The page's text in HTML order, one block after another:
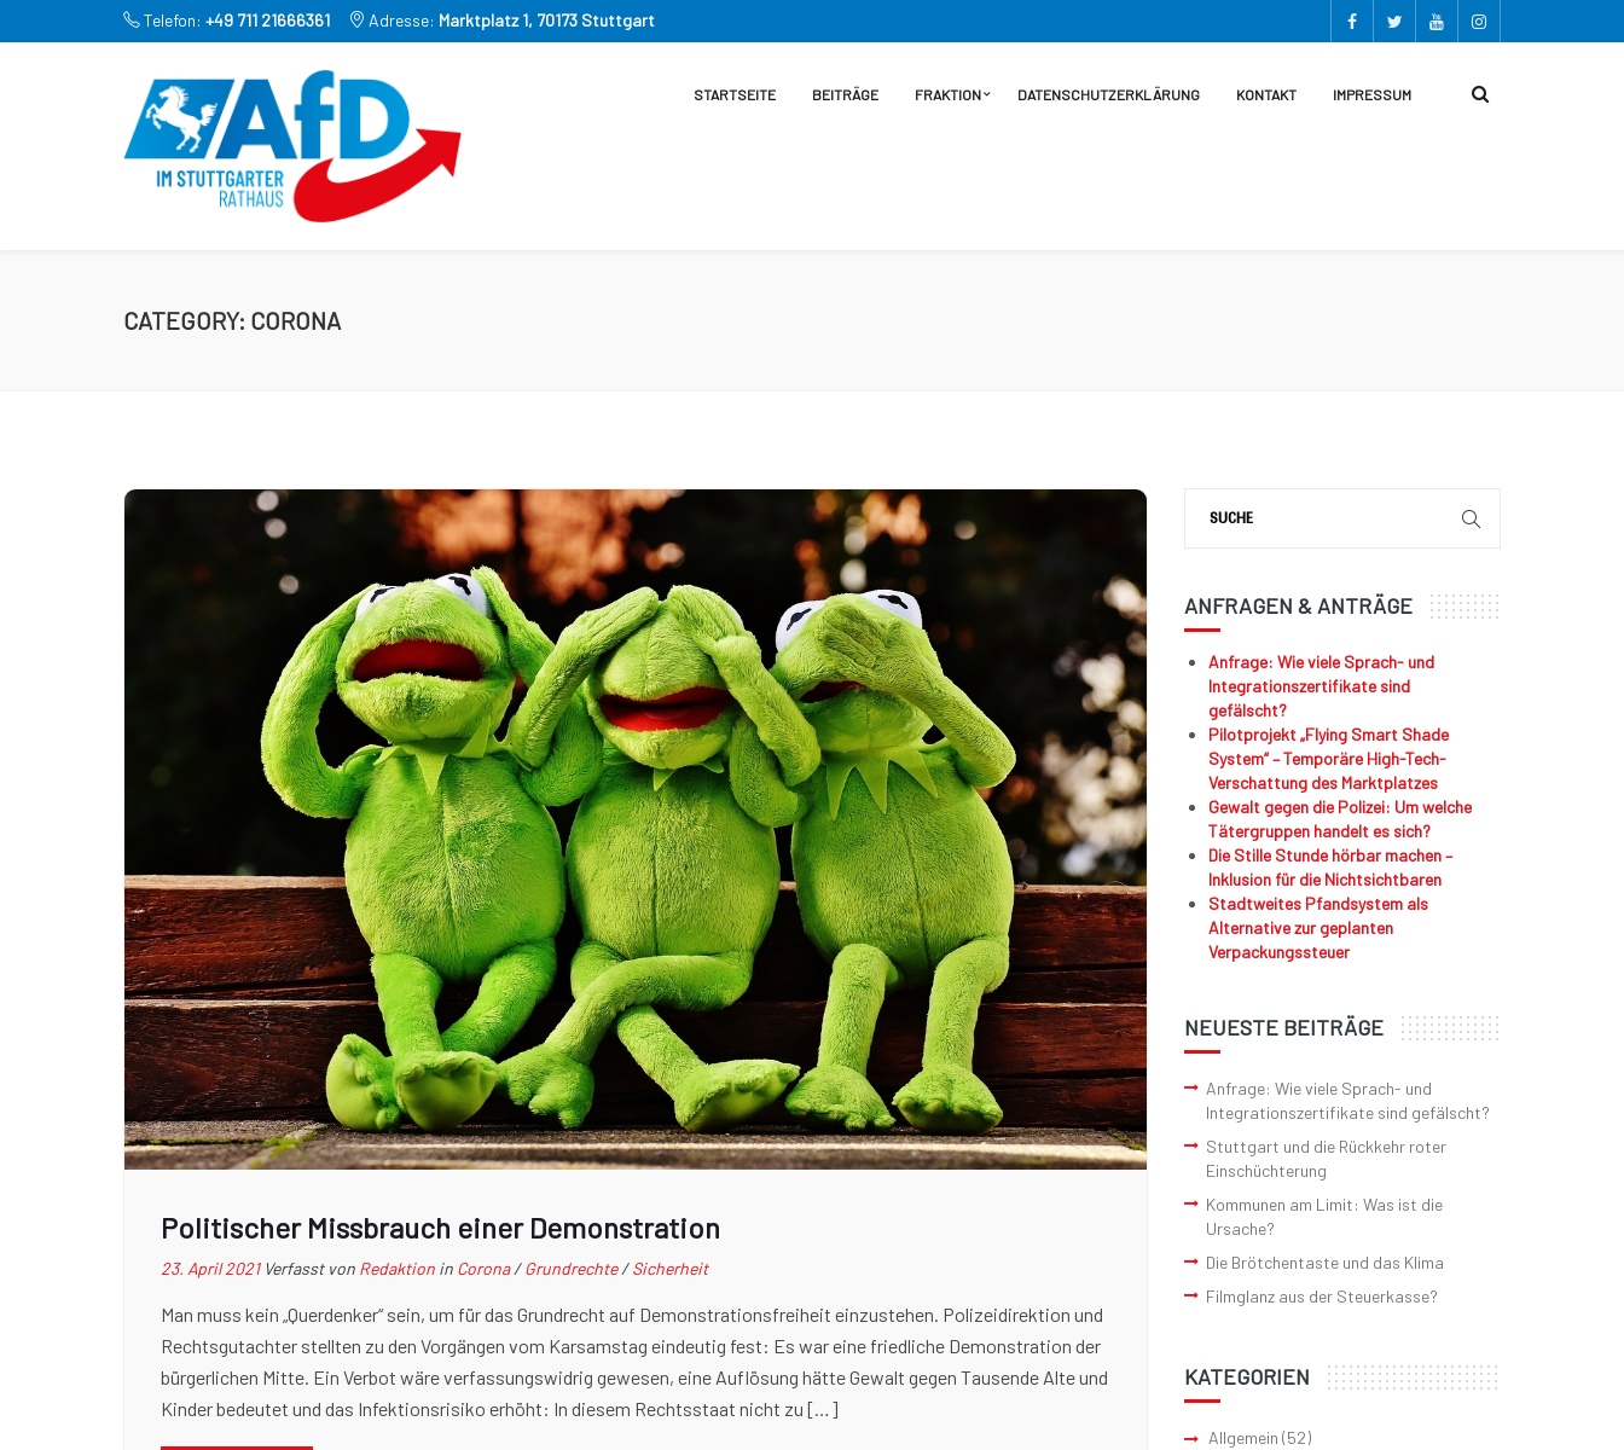
Telefon: +49 711 21666361 Adresse: Marktplatz 1, 70173 Stuttgart
STARTSEITE BEITRÄGE FRAKTION DATENSCHUTZERKLÄRUNG KONTAKT IMPRESSUM
CATEGORY: CORONA
Politischer Missbrauch einer Demonstration
23. April 2021 Verfasst von Redaktion in Corona/Grundrechte/Sicherheit
Man muss kein „Querdenker“ sein, um für das Grundrecht auf Demonstrationsfreiheit einzustehen. Polizeidirektion und
Rechtsgutachter stellten zu den Vorgängen vom Karsamstag eindeutig fest: Es war eine friedliche Demonstration der
bürgerlichen Mitte. Ein Verbot wäre verfassungswidrig gewesen, eine Auflösung hätte Gewalt gegen Tausende Alte und
Kinder bedeutet und das Infektionsrisiko erhöht: In diesem Rechtsstaat nicht zu […]
ANFRAGEN & ANTRÄGE
Anfrage: Wie viele Sprach- und
Integrationszertifikate sind
gefälscht?
Pilotprojekt „Flying Smart Shade
System“ – Temporäre High-Tech-
Verschattung des Marktplatzes
Gewalt gegen die Polizei: Um welche
Tätergruppen handelt es sich?
Die Stille Stunde hörbar machen –
Inklusion für die Nichtsichtbaren
Stadtweites Pfandsystem als
Alternative zur geplanten
Verpackungssteuer
NEUESTE BEITRÄGE
Anfrage: Wie viele Sprach- und
Integrationszertifikate sind gefälscht?
Stuttgart und die Rückkehr roter
Einschüchterung
Kommunen am Limit: Was ist die
Ursache?
Die Brötchentaste und das Klima
Filmglanz aus der Steuerkasse?
KATEGORIEN
Allgemein (52)